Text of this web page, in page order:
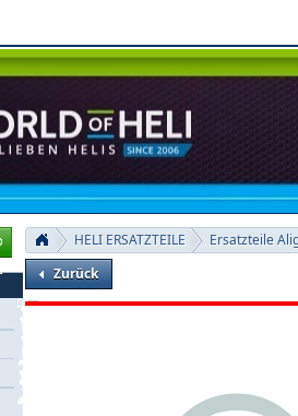
HELI ERSATZTEILE
Ersatzteile
Zurück